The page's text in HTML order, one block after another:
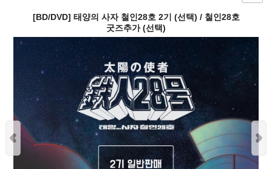
[BD/DVD] 태양의 사자 철인28호 2기 (선택) / 철인28호
굿즈추가 (선택)